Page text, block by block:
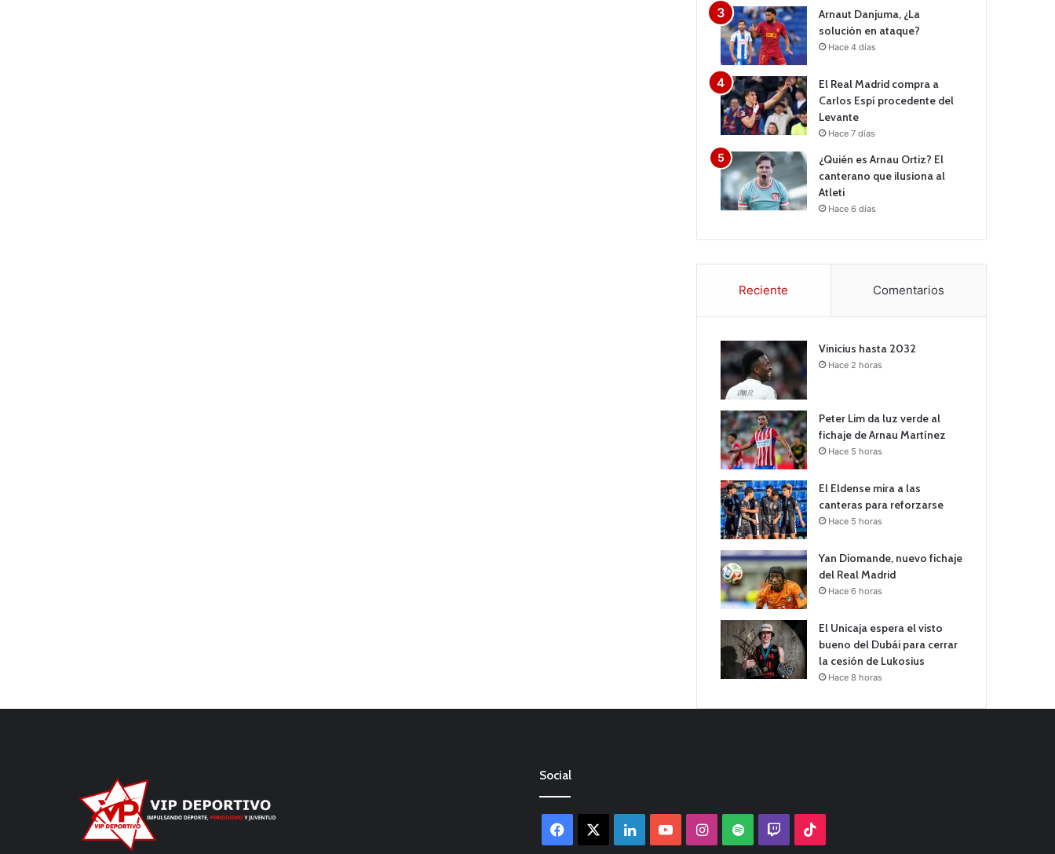
Arnaut Danjuma, ¿La
solución en ataque?
Hace 4 días
El Real Madrid compra a
Carlos Espí procedente del
Levante
Hace 7 días
¿Quién es Arnau Ortiz? El
canterano que ilusiona al
Atleti
Hace 6 días
Reciente Comentarios
Vinicius hasta 2032
Hace 2 horas
Peter Lim da luz verde al
fichaje de Arnau Martínez
Hace 5 horas
El Eldense mira a las
canteras para reforzarse
Hace 5 horas
Yan Diomande, nuevo fichaje
del Real Madrid
Hace 6 horas
El Unicaja espera el visto
bueno del Dubái para cerrar
la cesión de Lukosius
Hace 8 horas
Social
Facebook LinkedInYouTubeInstagram
Spotify Twitch